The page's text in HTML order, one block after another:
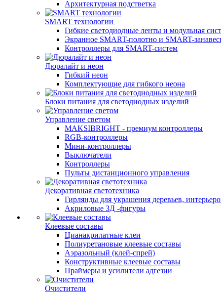
Архитектурная подстветка
SMART технологии
Гибкие светодиодные ленты и модульная
Экранное SMART-полотно и SMART-
Контроллеры для SMART-систем
Дюралайт и неон
Гибкий неон
Комплектующие для гибкого неона
Блоки питания для светодиодных изделий
Управление светом
MAKSIBRIGHT - премиум контроллеры
RGB-контроллеры
Мини-контроллеры
Выключатели
Контроллеры
Пульты дистанционного управления
Декоративная светотехника
Гирлянды для украшения деревьев,
Акриловые 3Д -фигуры
Клеевые составы
Цианакрилатные клеи
Полиуретановые клеевые составы
Аэразольный (клей-спрей)
Конструктивные клеевые составы
Праймеры и усилители адгезии
Очистители